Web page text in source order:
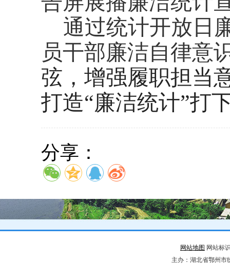
通过统计开放日
员干部廉洁自律意
弦，增强履职担当
打造“廉洁统计”打
分享：
网站地图 网站标
主办：湖北省鄂州